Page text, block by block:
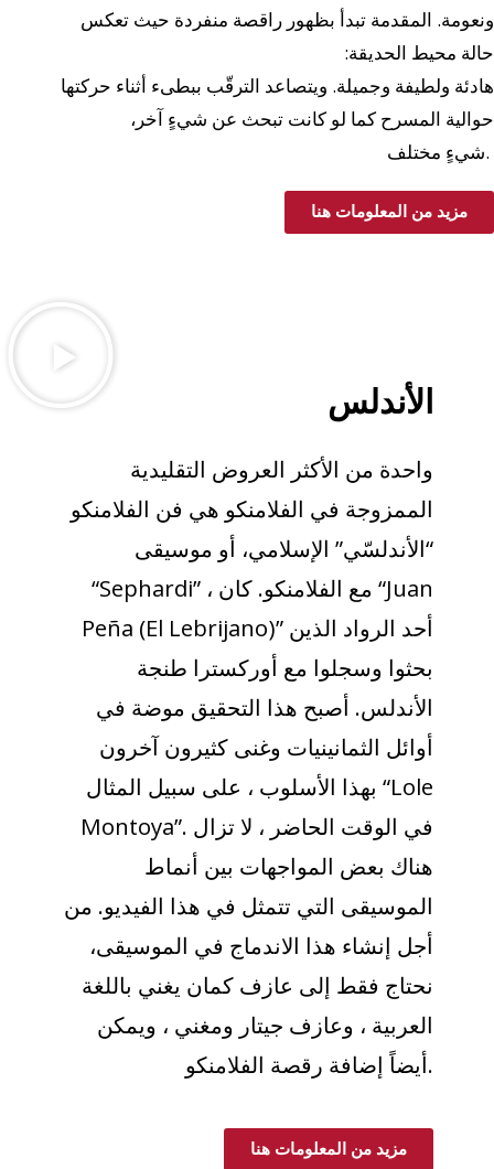
ونعومة. المقدمة تبدأ بظهور راقصة منفردة حيث تعكس
حالة محيط الحديقة:
هادئة ولطيفة وجميلة. ويتصاعد الترقّب ببطىء أثناء حركتها
حوالية المسرح كما لو كانت تبحث عن شيءٍ آخر،
شيءٍ مختلف.
مزيد من المعلومات هنا
الأندلس
الممزوجة في الفلامنكو هي فن الفلامنكو
“الأندلسّي” الإسلامي، أو موسيقى
“Sephardi” ، مع الفلامنكو. كان “Juan
Peña (El Lebrijano)” أحد الرواد الذين
بحثوا وسجلوا مع أوركسترا طنجة
الأندلس. أصبح هذا التحقيق موضة في
أوائل الثمانينيات وغنى كثيرون آخرون
بهذا الأسلوب ، على سبيل المثال “Lole
Montoya”. في الوقت الحاضر ، لا تزال
هناك بعض المواجهات بين أنماط
الموسيقى التي تتمثل في هذا الفيديو. من
أجل إنشاء هذا الاندماج في الموسيقى،
نحتاج فقط إلى عازف كمان يغني باللغة
العربية ، وعازف جيتار ومغني ، ويمكن
أيضاً إضافة رقصة الفلامنكو.
مزيد من المعلومات هنا